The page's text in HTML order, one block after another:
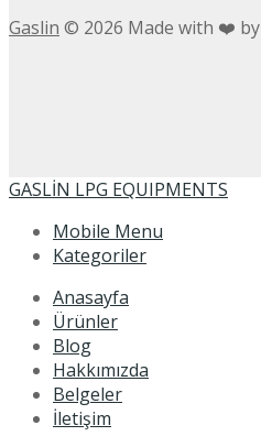
Gaslin © 2026 Made with ❤️ by
GASLİN LPG EQUIPMENTS
Mobile Menu
Kategoriler
Anasayfa
Ürünler
Blog
Hakkımızda
Belgeler
İletişim